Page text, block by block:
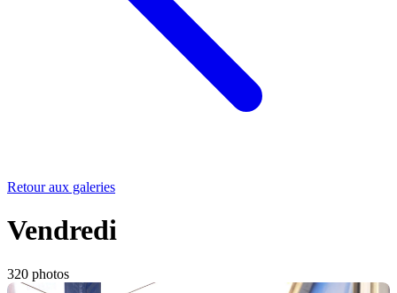
Retour aux galeries
Vendredi
320 photos